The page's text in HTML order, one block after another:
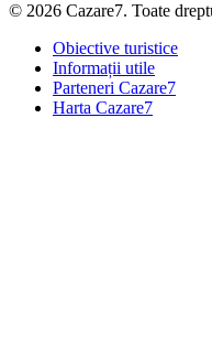
© 2026 Cazare7. Toate
Obiective turistice
Informații utile
Parteneri Cazare7
Harta Cazare7